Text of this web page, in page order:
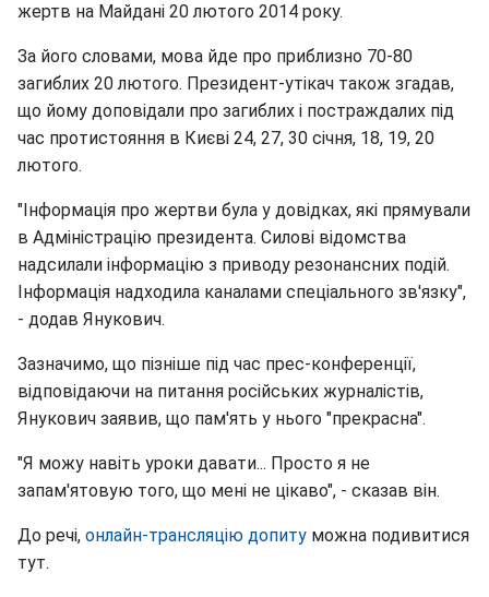
жертв на Майдані 20 лютого 2014 року.
За його словами, мова йде про приблизно 70-80
загиблих 20 лютого. Президент-утікач також згадав,
що йому доповідали про загиблих і постраждалих під
час протистояння в Києві 24, 27, 30 січня, 18, 19, 20
лютого.
"Інформація про жертви була у довідках, які прямували
в Адміністрацію президента. Силові відомства
надсилали інформацію з приводу резонансних подій.
Інформація надходила каналами спеціального зв'язку",
- додав Янукович.
Зазначимо, що пізніше під час прес-конференції,
відповідаючи на питання російських журналістів,
Янукович заявив, що пам'ять у нього "прекрасна".
"Я можу навіть уроки давати... Просто я не
запам'ятовую того, що мені не цікаво", - сказав він.
До речі, онлайн-трансляцію допиту можна подивитися
тут.